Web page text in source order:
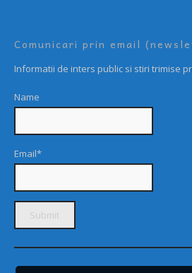
Comunicari prin email
Informatii de inters public si stiri trimise
Name
Email*